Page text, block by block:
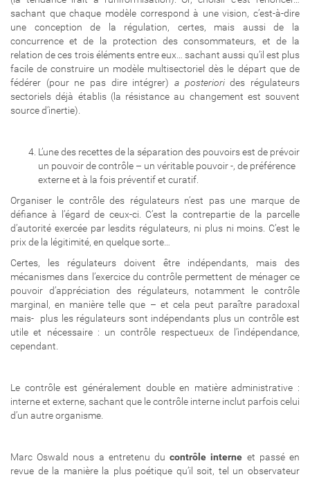
sachant que chaque modèle correspond à une vision, c’est-à-dire
une conception de la régulation, certes, mais aussi de la
concurrence et de la protection des consommateurs, et de la
relation de ces trois éléments entre eux… sachant aussi qu’il est plus
facile de construire un modèle multisectoriel dès le départ que de
fédérer (pour ne pas dire intégrer) a posteriorides régulateurs
sectoriels déjà établis (la résistance au changement est souvent
source d’inertie).
L’une des recettes de la séparation des pouvoirs est de prévoir
un pouvoir de contrôle – un véritable pouvoir -, de préférence
externe et à la fois préventif et curatif.
Organiser le contrôle des régulateurs n’est pas une marque de
défiance à l’égard de ceux-ci. C’est la contrepartie de la parcelle
d’autorité exercée par lesdits régulateurs, ni plus ni moins. C’est le
prix de la légitimité, en quelque sorte…
Certes, les régulateurs doivent être indépendants, mais des
mécanismes dans l’exercice du contrôle permettent de ménager ce
pouvoir d’appréciation des régulateurs, notamment le contrôle
marginal, en manière telle que – et cela peut paraître paradoxal
mais- plus les régulateurs sont indépendants plus un contrôle est
utile et nécessaire : un contrôle respectueux de l’indépendance,
cependant.
Le contrôle est généralement double en matière administrative :
interne et externe, sachant que le contrôle interne inclut parfois celui
d’un autre organisme.
Marc Oswald nous a entretenu ducontrôle interne et passé en
revue de la manière la plus poétique qu’il soit, tel un observateur